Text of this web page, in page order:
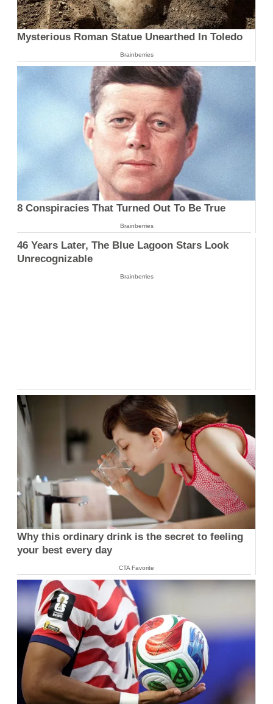
Mysterious Roman Statue Unearthed In Toledo
Brainberries
8 Conspiracies That Turned Out To Be True
Brainberries
46 Years Later, The Blue Lagoon Stars Look
Unrecognizable
Brainberries
Why this ordinary drink is the secret to feeling
your best every day
CTA Favorite